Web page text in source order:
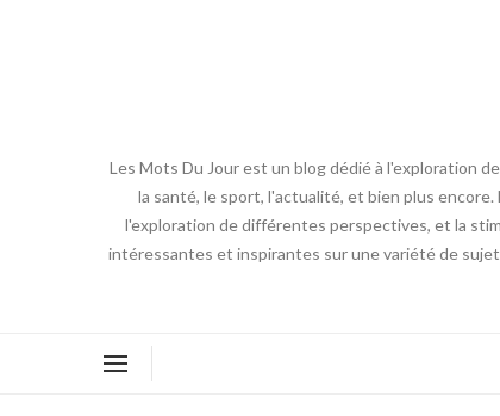
Les Mots Du Jour est un blog dédié à l'exploration
la santé, le sport, l'actualité, et bien plus
l'exploration de différentes perspectives, et la
intéressantes et inspirantes sur une variété de